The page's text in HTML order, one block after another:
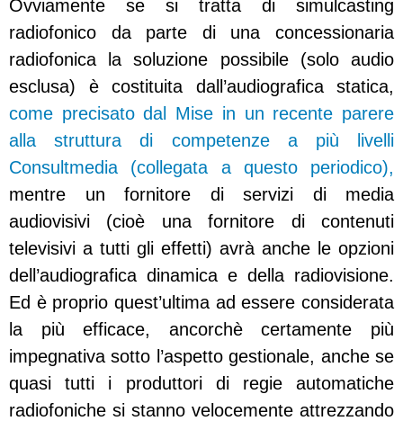
Ovviamente se si tratta di simulcasting
radiofonico da parte di una concessionaria
radiofonica la soluzione possibile (solo audio
esclusa) è costituita dall’audiografica statica,
come precisato dal Mise in un recente parere
alla struttura di competenze a più livelli
Consultmedia (collegata a questo periodico),
mentre un fornitore di servizi di media
audiovisivi (cioè una fornitore di contenuti
televisivi a tutti gli effetti) avrà anche le opzioni
dell’audiografica dinamica e della radiovisione.
Ed è proprio quest’ultima ad essere considerata
la più efficace, ancorchè certamente più
impegnativa sotto l’aspetto gestionale, anche se
quasi tutti i produttori di regie automatiche
radiofoniche si stanno velocemente attrezzando